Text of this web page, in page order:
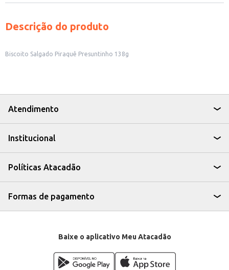
Descrição do produto
Biscoito Salgado Piraquê Presuntinho 138g
Atendimento
Institucional
Políticas Atacadão
Formas de pagamento
Baixe o aplicativo Meu Atacadão